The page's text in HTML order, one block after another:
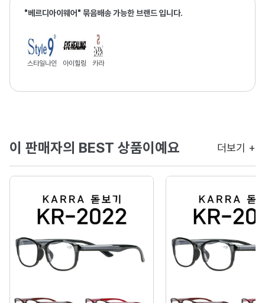
"베르디아이웨어" 묶음배송 가능한 브랜드 입니다.
스타일나인 아이힐링 카라
이 판매자의 BEST 상품이예요 더보기 +